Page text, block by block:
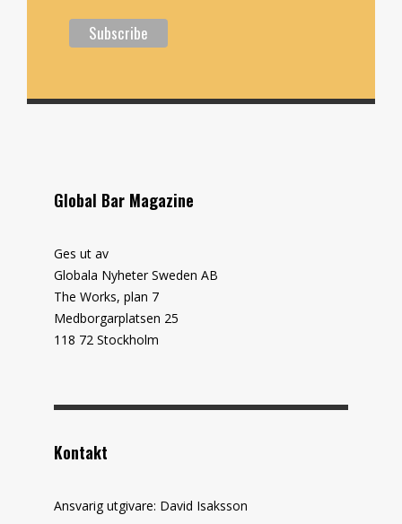
Global Bar Magazine
Ges ut av
Globala Nyheter Sweden AB
The Works, plan 7
Medborgarplatsen 25
118 72 Stockholm
Kontakt
Ansvarig utgivare: David Isaksson